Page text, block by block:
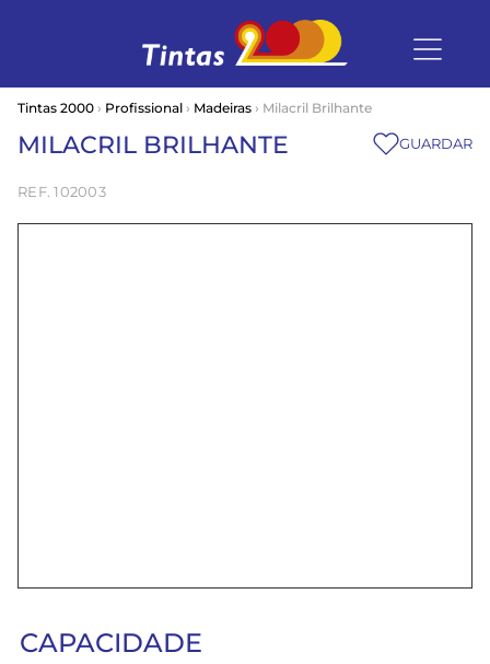
Tintas 2000 › Profissional › Madeiras › Milacril Brilhante
MILACRIL BRILHANTE
102003
GUARDAR
CAPACIDADE